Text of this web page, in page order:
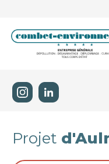
Projet